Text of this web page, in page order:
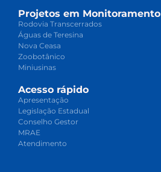
Projetos em Monitoramento
Rodovia Transcerrados
Águas de Teresina
Nova Ceasa
Zoobotânico
Miniusinas
Acesso rápido
Apresentação
Legislação Estadual
Conselho Gestor
MRAE
Atendimento